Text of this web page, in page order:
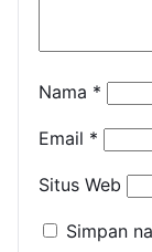
Nama *
Email *
Situs Web
Simpan